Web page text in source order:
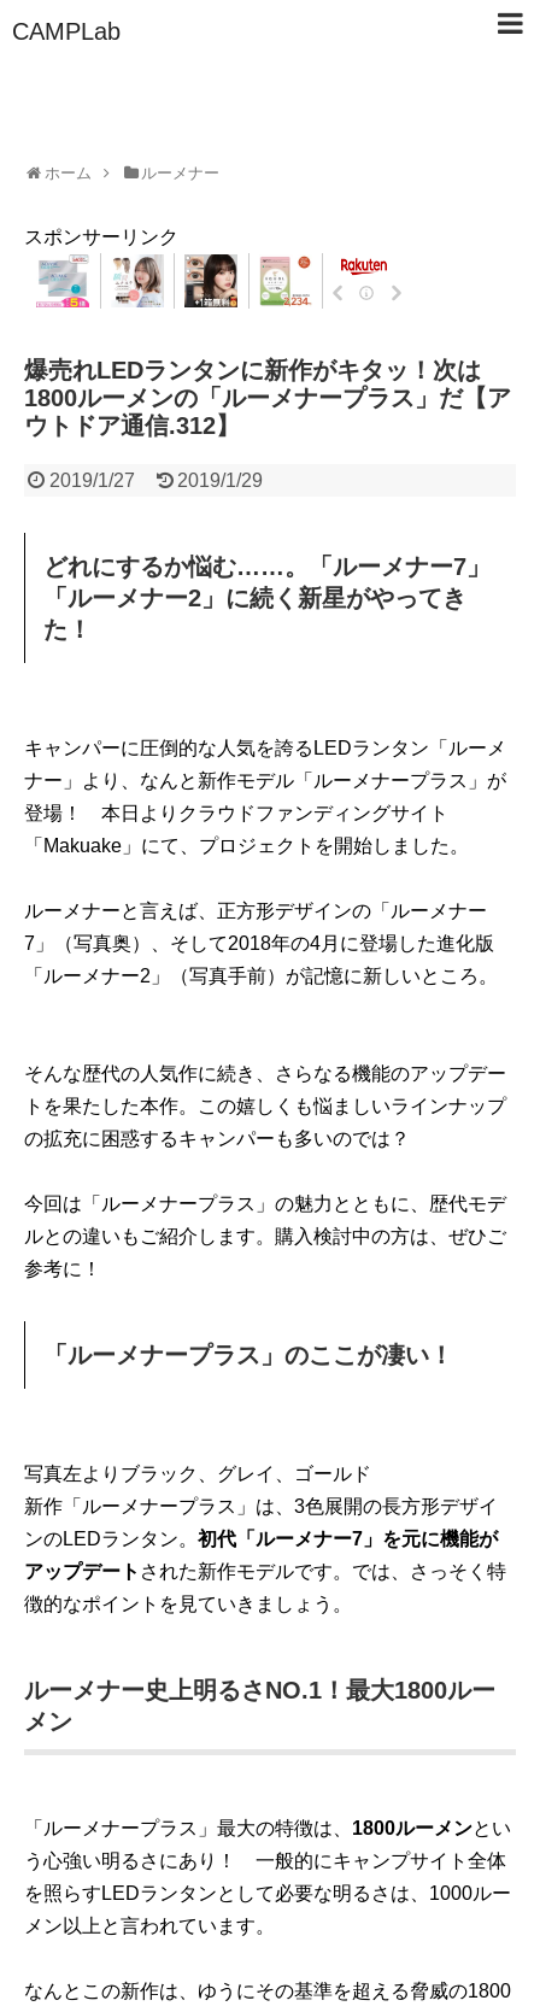
CAMPLab
ホーム ルーメナー
スポンサーリンク
爆売れLEDランタンに新作がキタッ！次は
1800ルーメンの「ルーメナープラス」だ【ア
ウトドア通信.312】
2019/1/27 2019/1/29
どれにするか悩む……。「ルーメナー7」
「ルーメナー2」に続く新星がやってき
た！
キャンパーに圧倒的な人気を誇るLEDランタン「ルーメ
ナー」より、なんと新作モデル「ルーメナープラス」が
登場！ 本日よりクラウドファンディングサイト
「Makuake」にて、プロジェクトを開始しました。
ルーメナーと言えば、正方形デザインの「ルーメナー
7」（写真奥）、そして2018年の4月に登場した進化版
「ルーメナー2」（写真手前）が記憶に新しいところ。
そんな歴代の人気作に続き、さらなる機能のアップデー
トを果たした本作。この嬉しくも悩ましいラインナップ
の拡充に困惑するキャンパーも多いのでは？
今回は「ルーメナープラス」の魅力とともに、歴代モデ
ルとの違いもご紹介します。購入検討中の方は、ぜひご
参考に！
「ルーメナープラス」のここが凄い！
写真左よりブラック、グレイ、ゴールド
新作「ルーメナープラス」は、3色展開の長方形デザイ
ンのLEDランタン。 初代「ルーメナー7」を元に機能が
アップデート された新作モデルです。では、さっそく特
徴的なポイントを見ていきましょう。
ルーメナー史上明るさNO.1！最大1800ルー
メン
「ルーメナープラス」最大の特徴は、 1800ルーメンとい
う心強い明るさにあり！ 一般的にキャンプサイト全体
を照らすLEDランタンとして必要な明るさは、1000ルー
メン以上と言われています。
なんとこの新作は、ゆうにその基準を超える脅威の1800